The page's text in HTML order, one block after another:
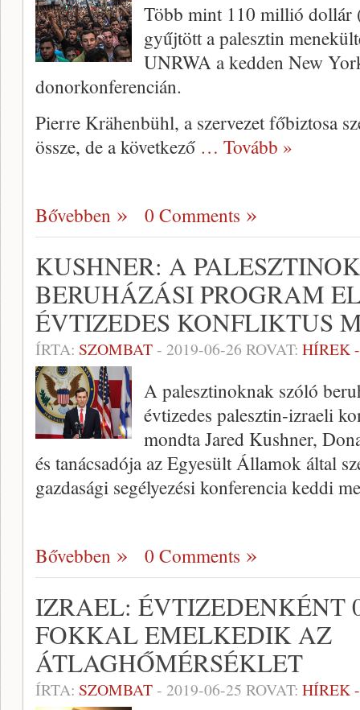
Több mint 110 millió dollár
gyűjtött a palesztin
UNRWA a kedden New
donorkonferencián.
Pierre Krähenbühl, a szervezet főbiztosa
össze, de a következő … Tovább »
Bővebben 0 Comments
KUSHNER: A
BERUHÁZÁSI PROGRAM
ÉVTIZEDES KONFLIKTUS
ÍRTA: SZOMBAT- 2019-06-26 ROVAT: HÍREK
A palesztinoknak szóló
évtizedes palesztin-izraeli
mondta Jared Kushner,
és tanácsadója az Egyesült Államok által
gazdasági segélyezési konferencia keddi
Bővebben 0 Comments
IZRAEL: ÉVTIZEDENKÉNT
FOKKAL EMELKEDIK AZ
ÁTLAGHŐMÉRSÉKLET
ÍRTA: SZOMBAT- 2019-06-25 ROVAT: HÍREK